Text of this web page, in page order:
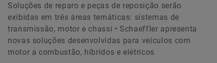
Soluções de reparo e peças de reposição serão
exibidas em três áreas temáticas: sistemas de
transmissão, motor e chassi • Schaeffler apresenta
novas soluções desenvolvidas para veículos com
motor a combustão, híbridos e elétricos